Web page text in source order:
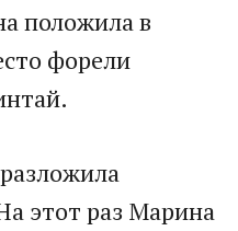
положила в
форели
этот раз Марина